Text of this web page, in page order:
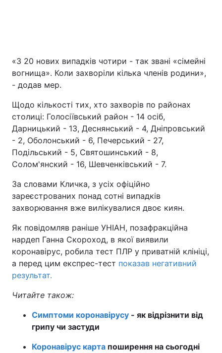
«З 20 нових випадків чотири - так звані «сімейні
вогнища». Коли захворіли кілька членів родини»,
- додав мер.
Щодо кількості тих, хто захворів по районах
столиці: Голосіївський район - 14 осіб,
Дарницький - 13, Деснянський - 4, Дніпровський
- 2, Оболонський - 6, Печерський - 27,
Подільський - 5, Святошинський - 8,
Солом'янский - 16, Шевченківський - 7.
За словами Кличка, з усіх офіційно
зареєстрованих понад сотні випадків
захворювання вже вилікувалися двоє киян.
Як повідомляв раніше УНІАН, позафракційна
нардеп Ганна Скороход, в якої виявили
коронавірус, робила тест ПЛР у приватній клініці,
а перед цим експрес-тест показав негативний
результат.
Читайте також:
Симптоми коронавірусу - як відрізнити від
грипу чи застуди
Коронавірус карта поширення на сьогодні